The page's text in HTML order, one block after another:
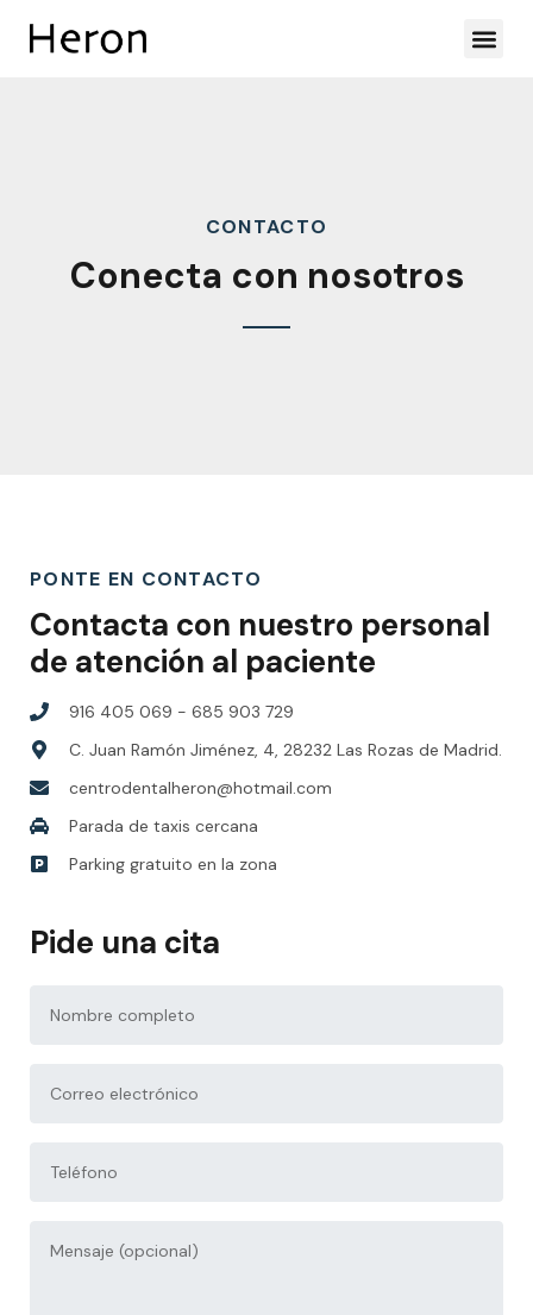
CONTACTO
Conecta con nosotros
PONTE EN CONTACTO
Contacta con nuestro personal
de atención al paciente
916 405 069 - 685 903 729
C. Juan Ramón Jiménez, 4, 28232 Las Rozas de Madrid.
centrodentalheron@hotmail.com
Parada de taxis cercana
Parking gratuito en la zona
Pide una cita